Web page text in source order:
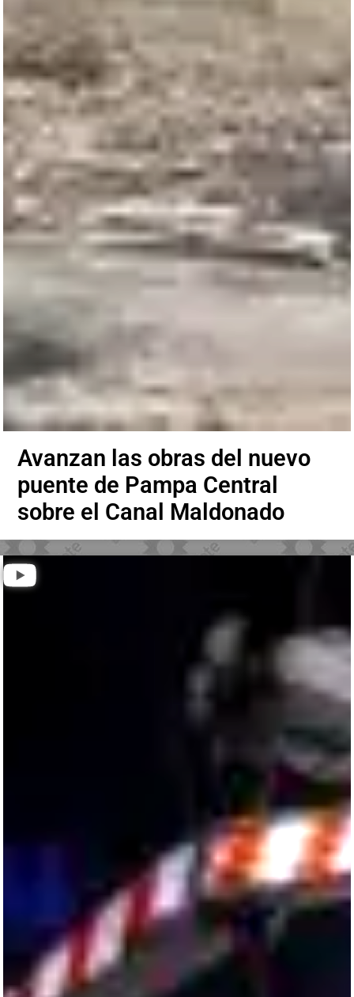
Avanzan las obras del nuevo
puente de Pampa Central
sobre el Canal Maldonado